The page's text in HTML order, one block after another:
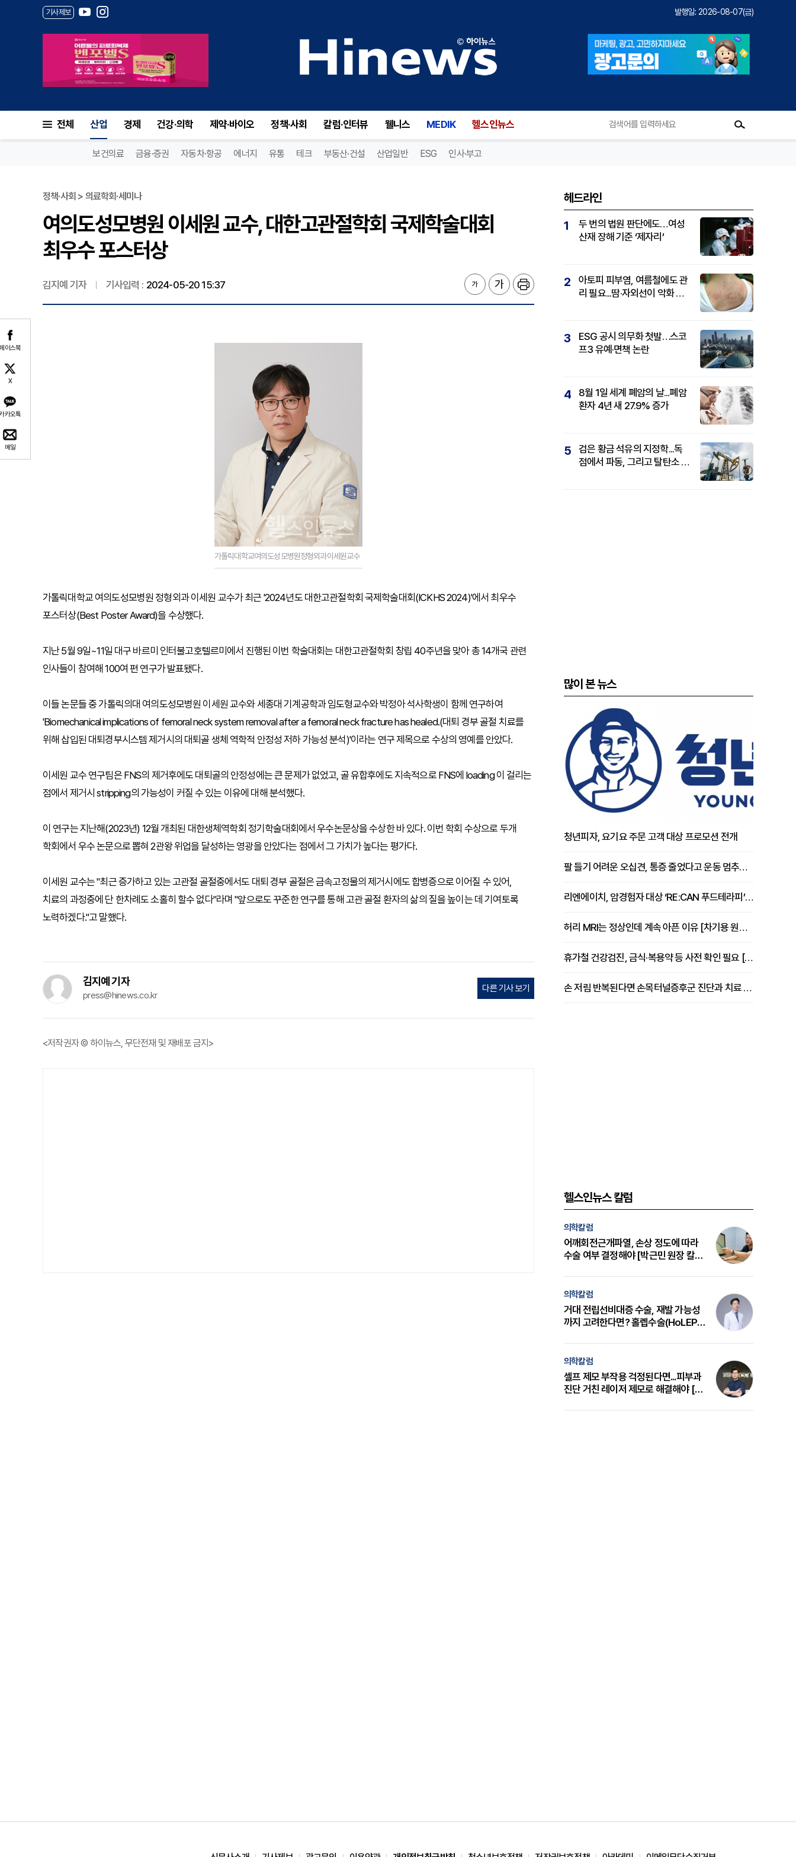
기사제보 발행일: 2026-08-07(금)
전체 산업 경제 건강·의학 제약·바이오 정책·사회 칼럼·인터뷰 웰니스 MEDIK 헬스인뉴스
보건의료 금융·증권 자동차·항공 에너지 유통 테크 부동산·건설 산업일반 ESG 인사·부고
이스북
X
카오톡
메일
정책·사회 > 의료학회·세미나
여의도성모병원 이세원 교수, 대한고관절학회 국제학술대회
최우수 포스터상
김지예 기자 기사입력 : 2024-05-20 15:37
가톨릭대학교여의도성모병원정형외과이세원교수
가톨릭대학교 여의도성모병원 정형외과 이세원 교수가 최근 '2024년도 대한고관절학회 국제학술대회(ICKHS 2024)'에서 최우수
포스터상(Best Poster Award)을 수상했다.
지난 5월 9일~11일 대구 바르미 인터불고호텔르미에서 진행된 이번 학술대회는 대한고관절학회 창립 40주년을 맞아 총 14개국 관련
인사들이 참여해 100여 편 연구가 발표됐다.
이들 논문들 중 가톨릭의대 여의도성모병원 이세원 교수와 세종대 기계공학과 임도형교수와 박정아 석사학생이 함께 연구하여
'Biomechanical implications of femoral neck system removal after a femoral neck fracture has healed.(대퇴 경부 골절 치료를
위해 삽입된 대퇴경부시스템 제거시의 대퇴골 생체 역학적 안정성 저하 가능성 분석)'이라는 연구 제목으로 수상의 영예를 안았다.
이세원 교수 연구팀은 FNS의 제거후에도 대퇴골의 안정성에는 큰 문제가 없었고, 골 유합후에도 지속적으로 FNS에 loading 이 걸리는
점에서 제거시 stripping의 가능성이 커질 수 있는 이유에 대해 분석했다.
이 연구는 지난해(2023년) 12월 개최된 대한생체역학회 정기학술대회에서 우수논문상을 수상한 바 있다. 이번 학회 수상으로 두개
학회에서 우수 논문으로 뽑혀 2관왕 위업을 달성하는 영광을 안았다는 점에서 그 가치가 높다는 평가다.
이세원 교수는 "최근 증가하고 있는 고관절 골절중에서도 대퇴 경부 골절은 금속고정물의 제거시에도 합병증으로 이어질 수 있어,
치료의 과정중에 단 한차례도 소홀히 할수 없다"라며 "앞으로도 꾸준한 연구를 통해 고관 골절 환자의 삶의 질을 높이는 데 기여토록
노력하겠다."고 말했다.
김지예 기자
press@hinews.co.kr
다른 기사 보기
<저작권자 © 하이뉴스, 무단전재 및 재배포 금지>
헤드라인
1
두 번의 법원 판단에도…여성
산재 장해 기준 ‘제자리’
2
아토피 피부염, 여름철에도 관
리 필요...땀·자외선이 악화 요
3
ESG 공시 의무화 첫발…스코
프3 유예·면책 논란
4
8월 1일 세계 폐암의 날...폐암
환자 4년 새 27.9% 증가
5
검은 황금 석유의 지정학...독
점에서 파동, 그리고 탈탄소 패
많이 본 뉴스
청년피자, 요기요 주문 고객 대상 프로모션 전개
팔 들기 어려운 오십견, 통증 줄었다고 운동 멈추면 안 되는 이유 [이병욱 원장 칼럼]
리엔에이치, 암경험자 대상 ‘RE:CAN 푸드테라피’ 운영
허리 MRI는 정상인데 계속 아픈 이유 [차기용 원장 칼럼]
휴가철 건강검진, 금식·복용약 등 사전 확인 필요 [정도감 원장 칼럼]
손 저림 반복된다면 손목터널증후군 진단과 치료 시기 살펴야 [김동현 원장 칼럼]
헬스인뉴스 칼럼
의학칼럼
어깨회전근개파열, 손상 정도에 따라
수술 여부 결정해야 [박근민 원장 칼
의학칼럼
거대 전립선비대증 수술, 재발 가능성
까지 고려한다면? 홀렙수술(HoLEP)
의학칼럼
셀프 제모 부작용 걱정된다면...피부과
진단 거친 레이저 제모로 해결해야 [변